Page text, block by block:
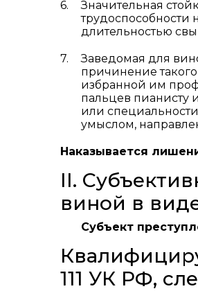
Значительная
трудоспособности
длительностью
Заведомая для
причинение
избранной им
пальцев пианисту
или
умыслом,
Наказывается
II.
виной в
Субъект
111 УК РФ,